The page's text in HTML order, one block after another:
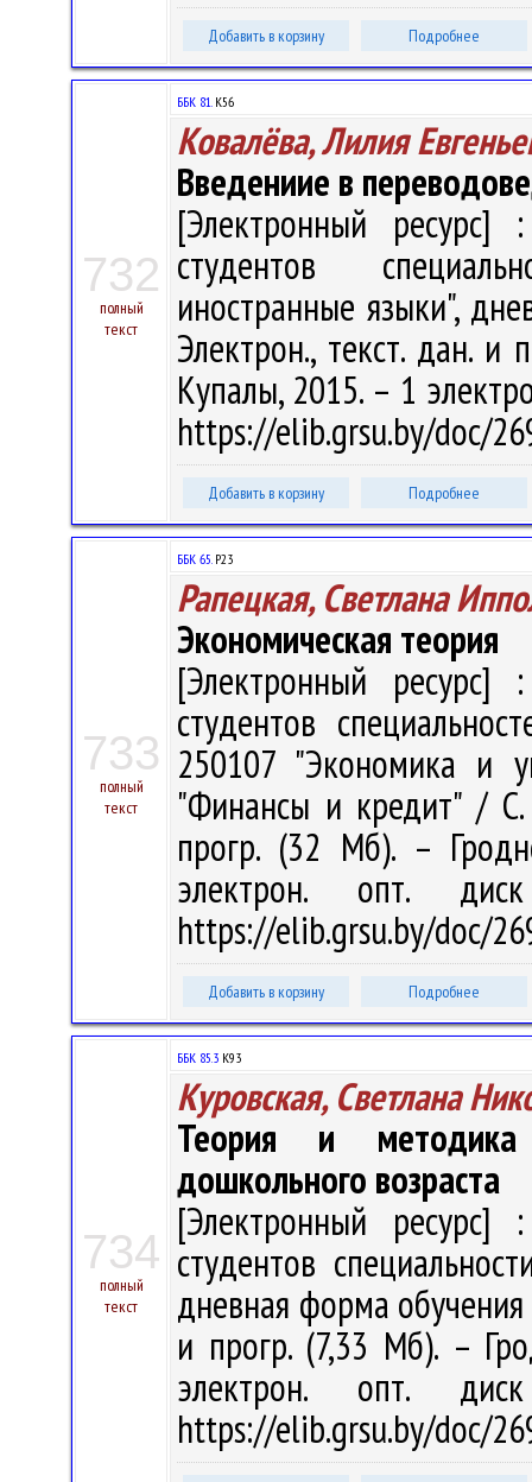
Добавить в корзину Подробнее
732
полный
текст
ББК 81.К56
Ковалёва, Лилия
Введениие в
[Электронный ресурс]
студентов
иностранные языки",
Электрон., текст. дан.
Купалы, 2015. – 1
https://elib.grsu.by/doc/
Добавить в корзину Подробнее
733
полный
текст
ББК 65.Р23
Рапецкая, Светлана
Экономическая теория
[Электронный ресурс]
студентов
250107 "Экономика и
"Финансы и кредит" / С.
прогр. (32 Мб). –
электрон. опт.
https://elib.grsu.by/doc/
Добавить в корзину Подробнее
734
полный
текст
ББК 85.3 К93
Куровская, Светлана
Теория и методика
дошкольного возраста
[Электронный ресурс]
студентов
дневная форма обучения
и прогр. (7,33 Мб). –
электрон. опт.
https://elib.grsu.by/doc/